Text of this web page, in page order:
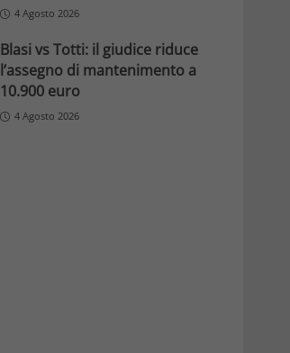
4 Agosto 2026
Blasi vs Totti: il giudice riduce
l’assegno di mantenimento a
10.900 euro
4 Agosto 2026